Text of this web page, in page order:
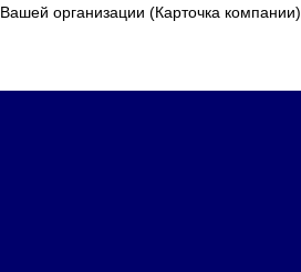
Вашей организации (Карточка компании)